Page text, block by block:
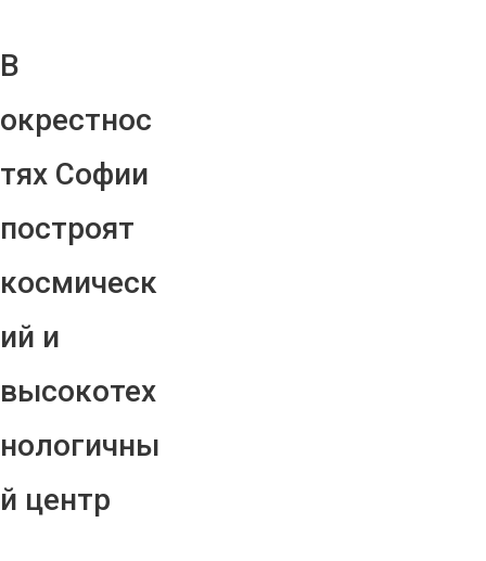
В
окрестнос
тях Софии
построят
космическ
ий и
высокотех
нологичны
й центр